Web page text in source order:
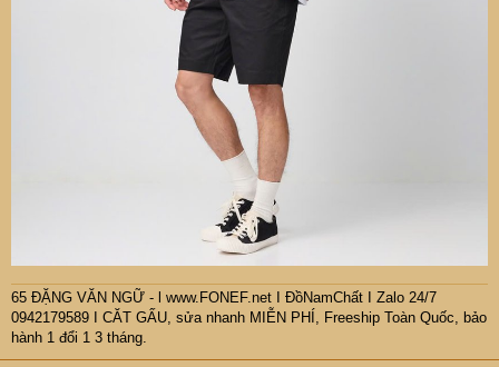
65 ĐẶNG VĂN NGỮ - l www.FONEF.net I ĐồNamChất I Zalo 24/7
0942179589 I CĂT GẤU, sửa nhanh MIỄN PHÍ, Freeship Toàn Quốc, bảo
hành 1 đổi 1 3 tháng.